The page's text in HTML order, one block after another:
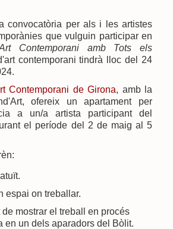
convocatòria per als i les artistes
que vulguin participar en
Contemporani amb Tots els
contemporani tindrà lloc del 24
Contemporani de Girona, amb la
ofereix un apartament per
a un/a artista participant del
el període del 2 de maig al 5
espai on treballar.
de mostrar el treball en procés
en un dels aparadors del Bòlit.